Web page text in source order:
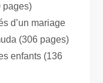
pages)
d’un mariage
(306 pages)
enfants (136